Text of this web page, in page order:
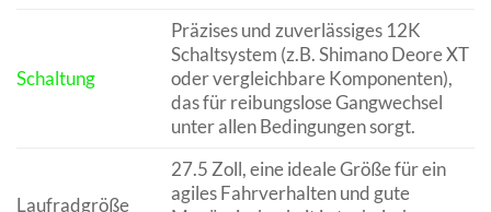
Schaltung
Präzises und zuverlässiges 12K
Schaltsystem (z.B. Shimano Deore XT
oder vergleichbare Komponenten),
das für reibungslose Gangwechsel
unter allen Bedingungen sorgt.
Laufradgröße
27.5 Zoll, eine ideale Größe für ein
agiles Fahrverhalten und gute